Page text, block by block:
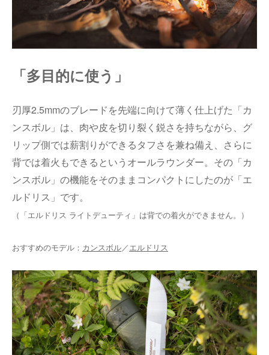
「多目的に使う」
刃厚2.5mmのブレードを先端に向けて薄く仕上げた「カ
ンスボル」は、肉や皮を切り裂く鋭さを持ちながら、グ
リップ側では薪割りができるタフさを兼ね備え、さらに
背では着火もできるというオールラウンダー。その「カ
ンスボル」の機能をそのままコンパクトにしたのが「エ
ルドリス」です。
（「エルドリス ライトデューティ」は背での着火ができません。）
おすすめのモデル： カンスボル／エルドリス